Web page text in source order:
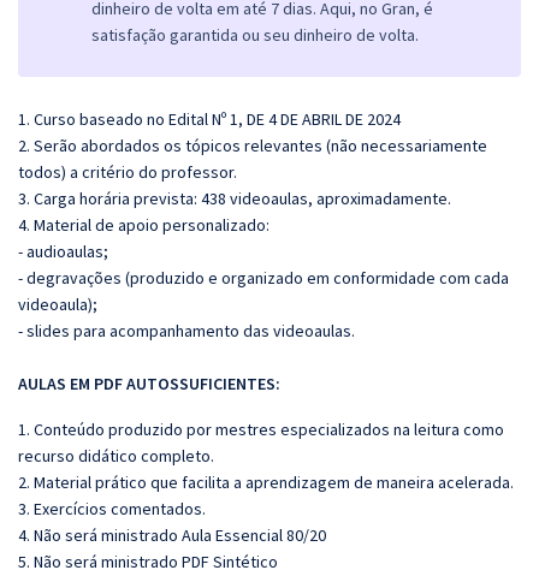
dinheiro de volta em até 7 dias. Aqui, no Gran, é
satisfação garantida ou seu dinheiro de volta.
1. Curso baseado no Edital Nº 1, DE 4 DE ABRIL DE 2024
2. Serão abordados os tópicos relevantes (não necessariamente
todos) a critério do professor.
3. Carga horária prevista: 438 videoaulas, aproximadamente.
4. Material de apoio personalizado:
- audioaulas;
- degravações (produzido e organizado em conformidade com cada
videoaula);
- slides para acompanhamento das videoaulas.
AULAS EM PDF AUTOSSUFICIENTES:
1. Conteúdo produzido por mestres especializados na leitura como
recurso didático completo.
2. Material prático que facilita a aprendizagem de maneira acelerada.
3. Exercícios comentados.
4. Não será ministrado Aula Essencial 80/20
5. Não será ministrado PDF Sintético